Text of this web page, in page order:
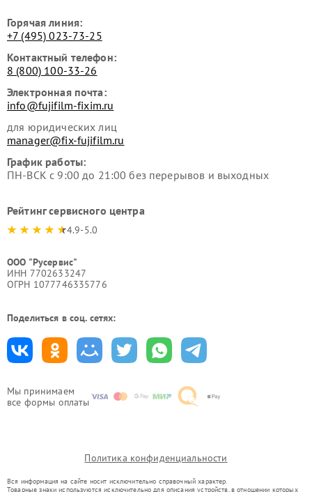
Мы принимаем
все формы оплаты
Горячая линия:
+7 (495) 023-73-25
Контактный телефон:
8 (800) 100-33-26
Электронная почта:
info@fujifilm-fixim.ru
для юридических лиц
manager@fix-fujifilm.ru
График работы:
ПН-ВСК с 9:00 до 21:00 без перерывов и выходных
Рейтинг сервисного центра
4.9-5.0
ООО "Русервис"
ИНН 7702633247
ОГРН 1077746335776
Поделиться в соц. сетях:
Политика конфиденциальности
Вся информация на сайте носит исключительно справочный характер.
Товарные знаки используются исключительно для описания устройств, в отношении которых